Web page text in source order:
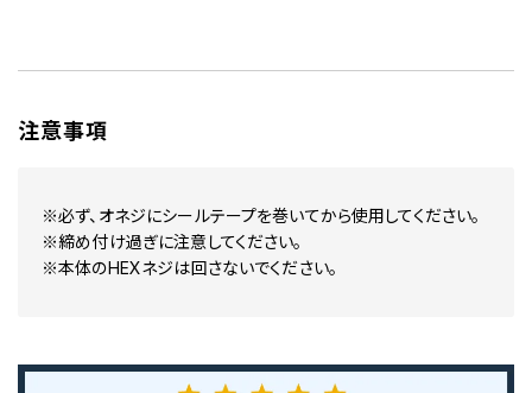
注意事項
※必ず、オネジにシールテープを巻いてから使用してください。
※締め付け過ぎに注意してください。
※本体のHEXネジは回さないでください。